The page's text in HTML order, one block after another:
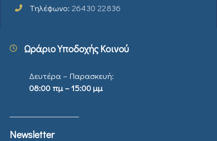
Τηλέφωνο: 26430 22836
Ωράριο Υποδοχής Κοινού
Δευτέρα – Παρασκευή:
08:00 πμ – 15:00 μμ
Newsletter